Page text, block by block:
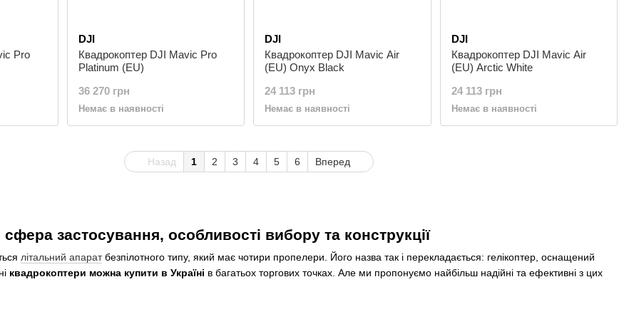
застосування, особливості вибору та конструкції
літальний апаратбезпілотного типу, який має чотири пропелери. Його назва так і перекладається: гелікоптер, оснащений
квадрокоптери можна купити в Україні в багатьох торгових точках. Але ми пропонуємо найбільш надійні та ефективні з цих
Pro
DJI
Квадрокоптер DJI Mavic Pro
Platinum (EU)
36 270 грн
Немає в наявності
DJI
Квадрокоптер DJI Mavic Air
(EU) Onyx Black
24 113 грн
Немає в наявності
DJI
Квадрокоптер DJI Mavic Air
(EU) Arctic White
24 113 грн
Немає в наявності
Назад 1 2 3 4 5 6 Вперед